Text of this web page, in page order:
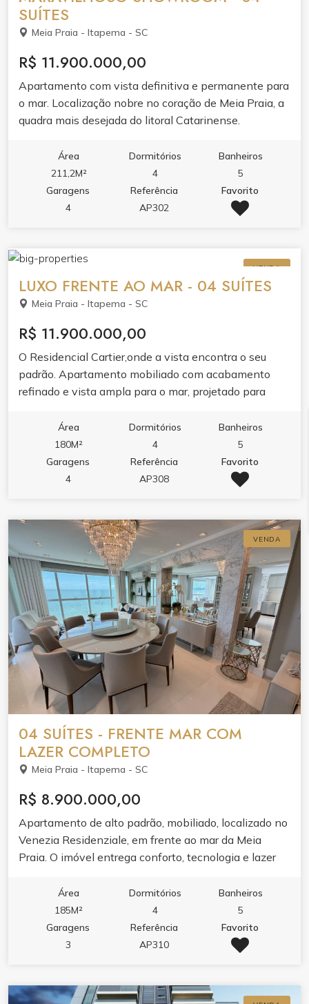
SUÍTES
Meia Praia - Itapema - SC
R$ 11.900.000,00
Apartamento com vista definitiva e permanente para
o mar. Localização nobre no coração de Meia Praia, a
quadra mais desejada do litoral Catarinense.
Área
211,2M²
Dormitórios
4
Banheiros
5
Garagens
4
Referência
AP302
Favorito
VENDA
LUXO FRENTE AO MAR - 04 SUÍTES
Meia Praia - Itapema - SC
R$ 11.900.000,00
O Residencial Cartier,onde a vista encontra o seu
padrão. Apartamento mobiliado com acabamento
refinado e vista ampla para o mar, projetado para
imóvel reúne living integrado com sala de estar e
jantar, cozinha com móveis planejados e porcelanato,
sacada com churrasqueira, varanda e dois banheiros.
Cada detalhe foi pensado para o seu bem-estar: ar
com senha e gesso no teto.O lazer de 1500m² é um
convite ao relaxamento e à convivência. Piscina
adulto com borda infinita, piscina térmica,
hidromassagem e jacuzzi se unem ao spa, sauna e
academia completa. Para receber e se divertir, salão
de festas, espaço gourmet, lounge, solarium, sala de
jogos, sala de games e brinquedoteca.Segurança,
tecnologia e serviços completam a experiência:
guarita 24h, alarme, circuito de TV, hall decorado, sala
de reunião, bicicletário e entrada privativa para
banhistas com box de praia.
Área
180M²
Dormitórios
4
Banheiros
5
Garagens
4
Referência
AP308
Favorito
VENDA
04 SUÍTES - FRENTE MAR COM
LAZER COMPLETO
Meia Praia - Itapema - SC
R$ 8.900.000,00
Apartamento de alto padrão, mobiliado, localizado no
Venezia Residenziale, em frente ao mar da Meia
Praia. O imóvel entrega conforto, tecnologia e lazer
Área
185M²
Dormitórios
4
Banheiros
5
Garagens
3
Referência
AP310
Favorito